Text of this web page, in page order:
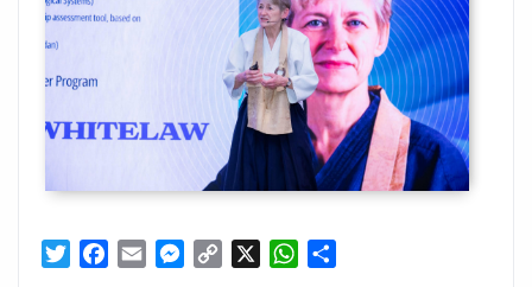
TwitterFacebook
Email Messenger
Copy
WhatsApp